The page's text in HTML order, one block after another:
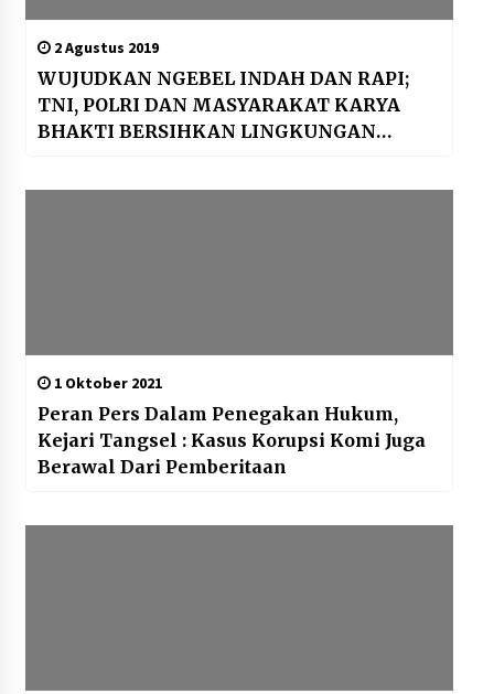
2 Agustus 2019
WUJUDKAN NGEBEL INDAH DAN RAPI;
TNI, POLRI DAN MASYARAKAT KARYA
BHAKTI BERSIHKAN LINGKUNGAN
1 Oktober 2021
Peran Pers Dalam Penegakan Hukum,
Kejari Tangsel : Kasus Korupsi Komi Juga
Berawal Dari Pemberitaan